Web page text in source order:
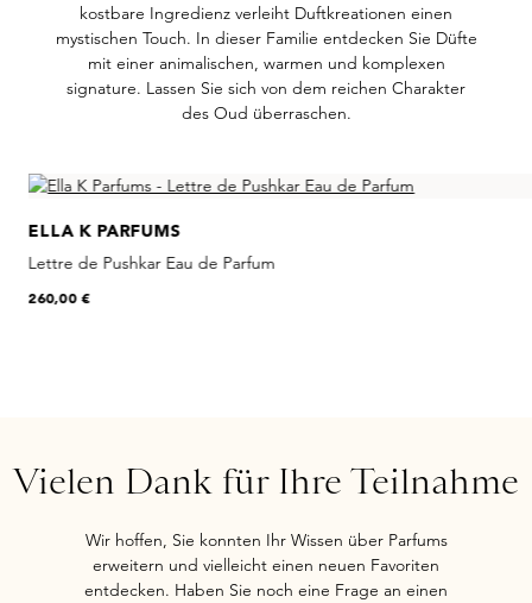
kostbare Ingredienz verleiht Duftkreationen einen
mystischen Touch. In dieser Familie entdecken Sie Düfte
mit einer animalischen, warmen und komplexen
signature. Lassen Sie sich von dem reichen Charakter
des Oud überraschen.
Skip product gallery
ELLA K PARFUMS
Lettre de Pushkar Eau de Parfum
260,00 €
Vielen Dank für Ihre Teilnahme
Wir hoffen, Sie konnten Ihr Wissen über Parfums
erweitern und vielleicht einen neuen Favoriten
entdecken. Haben Sie noch eine Frage an einen